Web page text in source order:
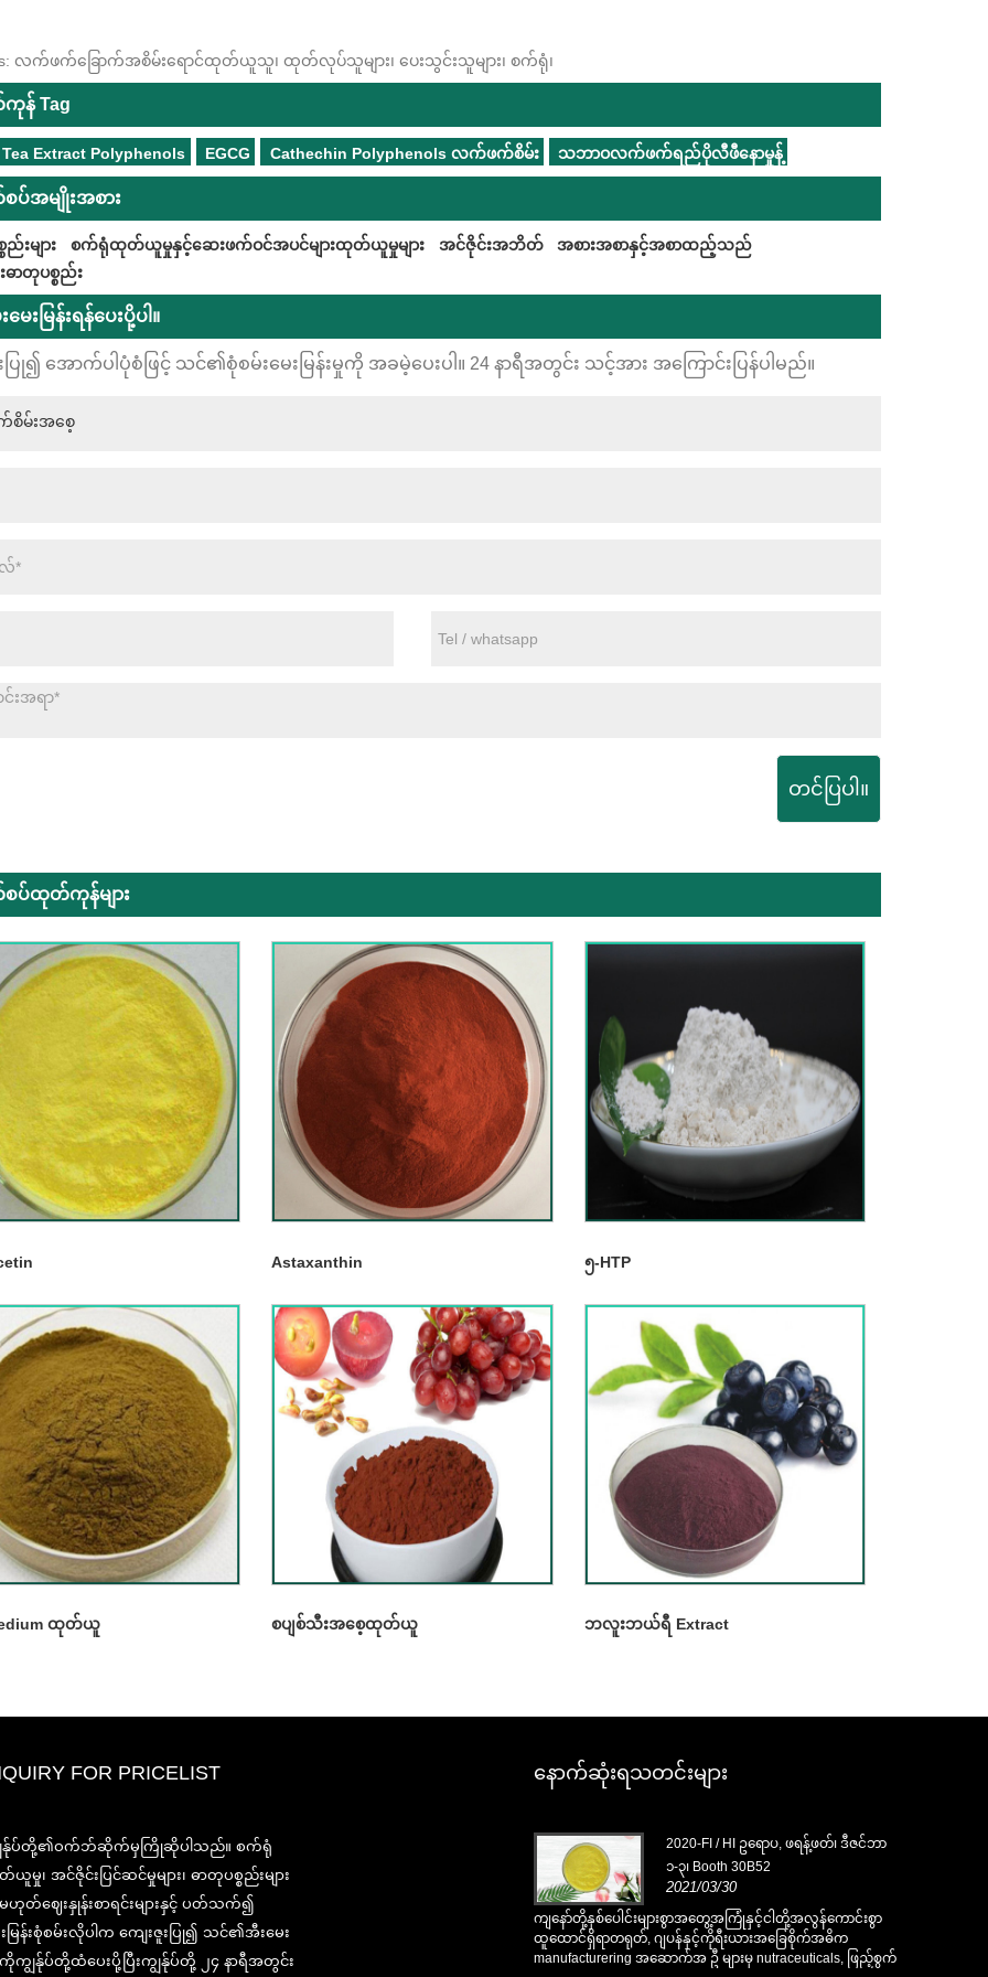
လက်ဖက်ခြောက်အစိမ်းရောင်ထုတ်ယူသူ၊ ထုတ်လုပ်သူများ၊ ပေးသွင်းသူများ၊ စက်ရုံ၊
န် Tag
Tea Extract Polyphenols EGCG Cathechin Polyphenols လက်ဖက်စိမ်း သဘာဝလက်ဖက်ရည်ပိုလီဖီနောမှုန့်
ပ်အမျိုးအစား
ည်းများ စက်ရုံထုတ်ယူမှုနှင့်ဆေးဖက်ဝင်အပင်များထုတ်ယူမှုများ အင်ဇိုင်းအဘိတ်
အစားအစာနှင့်အစာထည့်သည်
ဓာတုပစ္စည်း
မေးမြန်းရန်ပေးပို့ပါ။
ပြု၍ အောက်ပါပုံစံဖြင့် သင်၏စုံစမ်းမေးမြန်းမှုကို အခမဲ့ပေးပါ။ 24 နာရီအတွင်း သင့်အား အကြောင်းပြန်ပါမည်။
တင်ပြပါ။
ပ်ထုတ်ကုန်များ
Astaxanthin ၅-HTP
ထုတ်ယူ စပျစ်သီးအစေ့ထုတ်ယူ ဘလူးဘယ်ရီ Extract
FOR PRICELIST
န်ုပ်တို့၏ဝက်ဘ်ဆိုက်မှကြိုဆိုပါသည်။ စက်ရုံ
မှု၊ အင်ဇိုင်းပြင်ဆင်မှုများ၊ ဓာတုပစ္စည်းများ
ဟုတ်ဈေးနှုန်းစာရင်းများနှင့် ပတ်သက်၍
မြန်းစုံစမ်းလိုပါက ကျေးဇူးပြု၍ သင်၏အီးမေး
ကျွန်ုပ်တို့ထံပေးပို့ပြီးကျွန်ုပ်တို့ ၂၄ နာရီအတွင်း
နောက်ဆုံးရသတင်းများ
ကျနော်တို့နှစ်ပေါင်းများစွာအတွေ့အကြုံနှင့်ငါတို့အလွန်ကောင်းစွာ
ထူထောင်ရှိရာတရုတ်, ဂျပန်နှင့်ကိုရီးယားအခြေစိုက်အဓိက
manufacturering အဆောက်အ ဦ များမှ nutraceuticals, ဖြည့်စွက်
2020-FI / HI ဥရောပ, ဖရန့်ဖတ်၊ ဒီဇင်ဘာ
၁-၃၊ Booth 30B52
2021/03/30
ကျနော်တို့နှစ်ပေါင်းများစွာအတွေ့အကြုံနှင့်ငါတို့အလွန်ကောင်းစွာ
ထူထောင်ရှိရာတရုတ်, ဂျပန်နှင့်ကိုရီးယားအခြေစိုက်အဓိက
manufacturering အဆောက်အ ဦ များမှ nutraceuticals, ဖြည့်စွက်